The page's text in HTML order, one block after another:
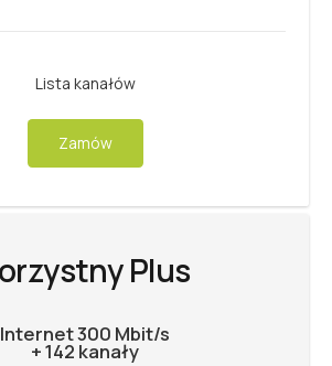
Lista kanałów
Zamów
Plus
Internet 300 Mbit/s
+ 142 kanały